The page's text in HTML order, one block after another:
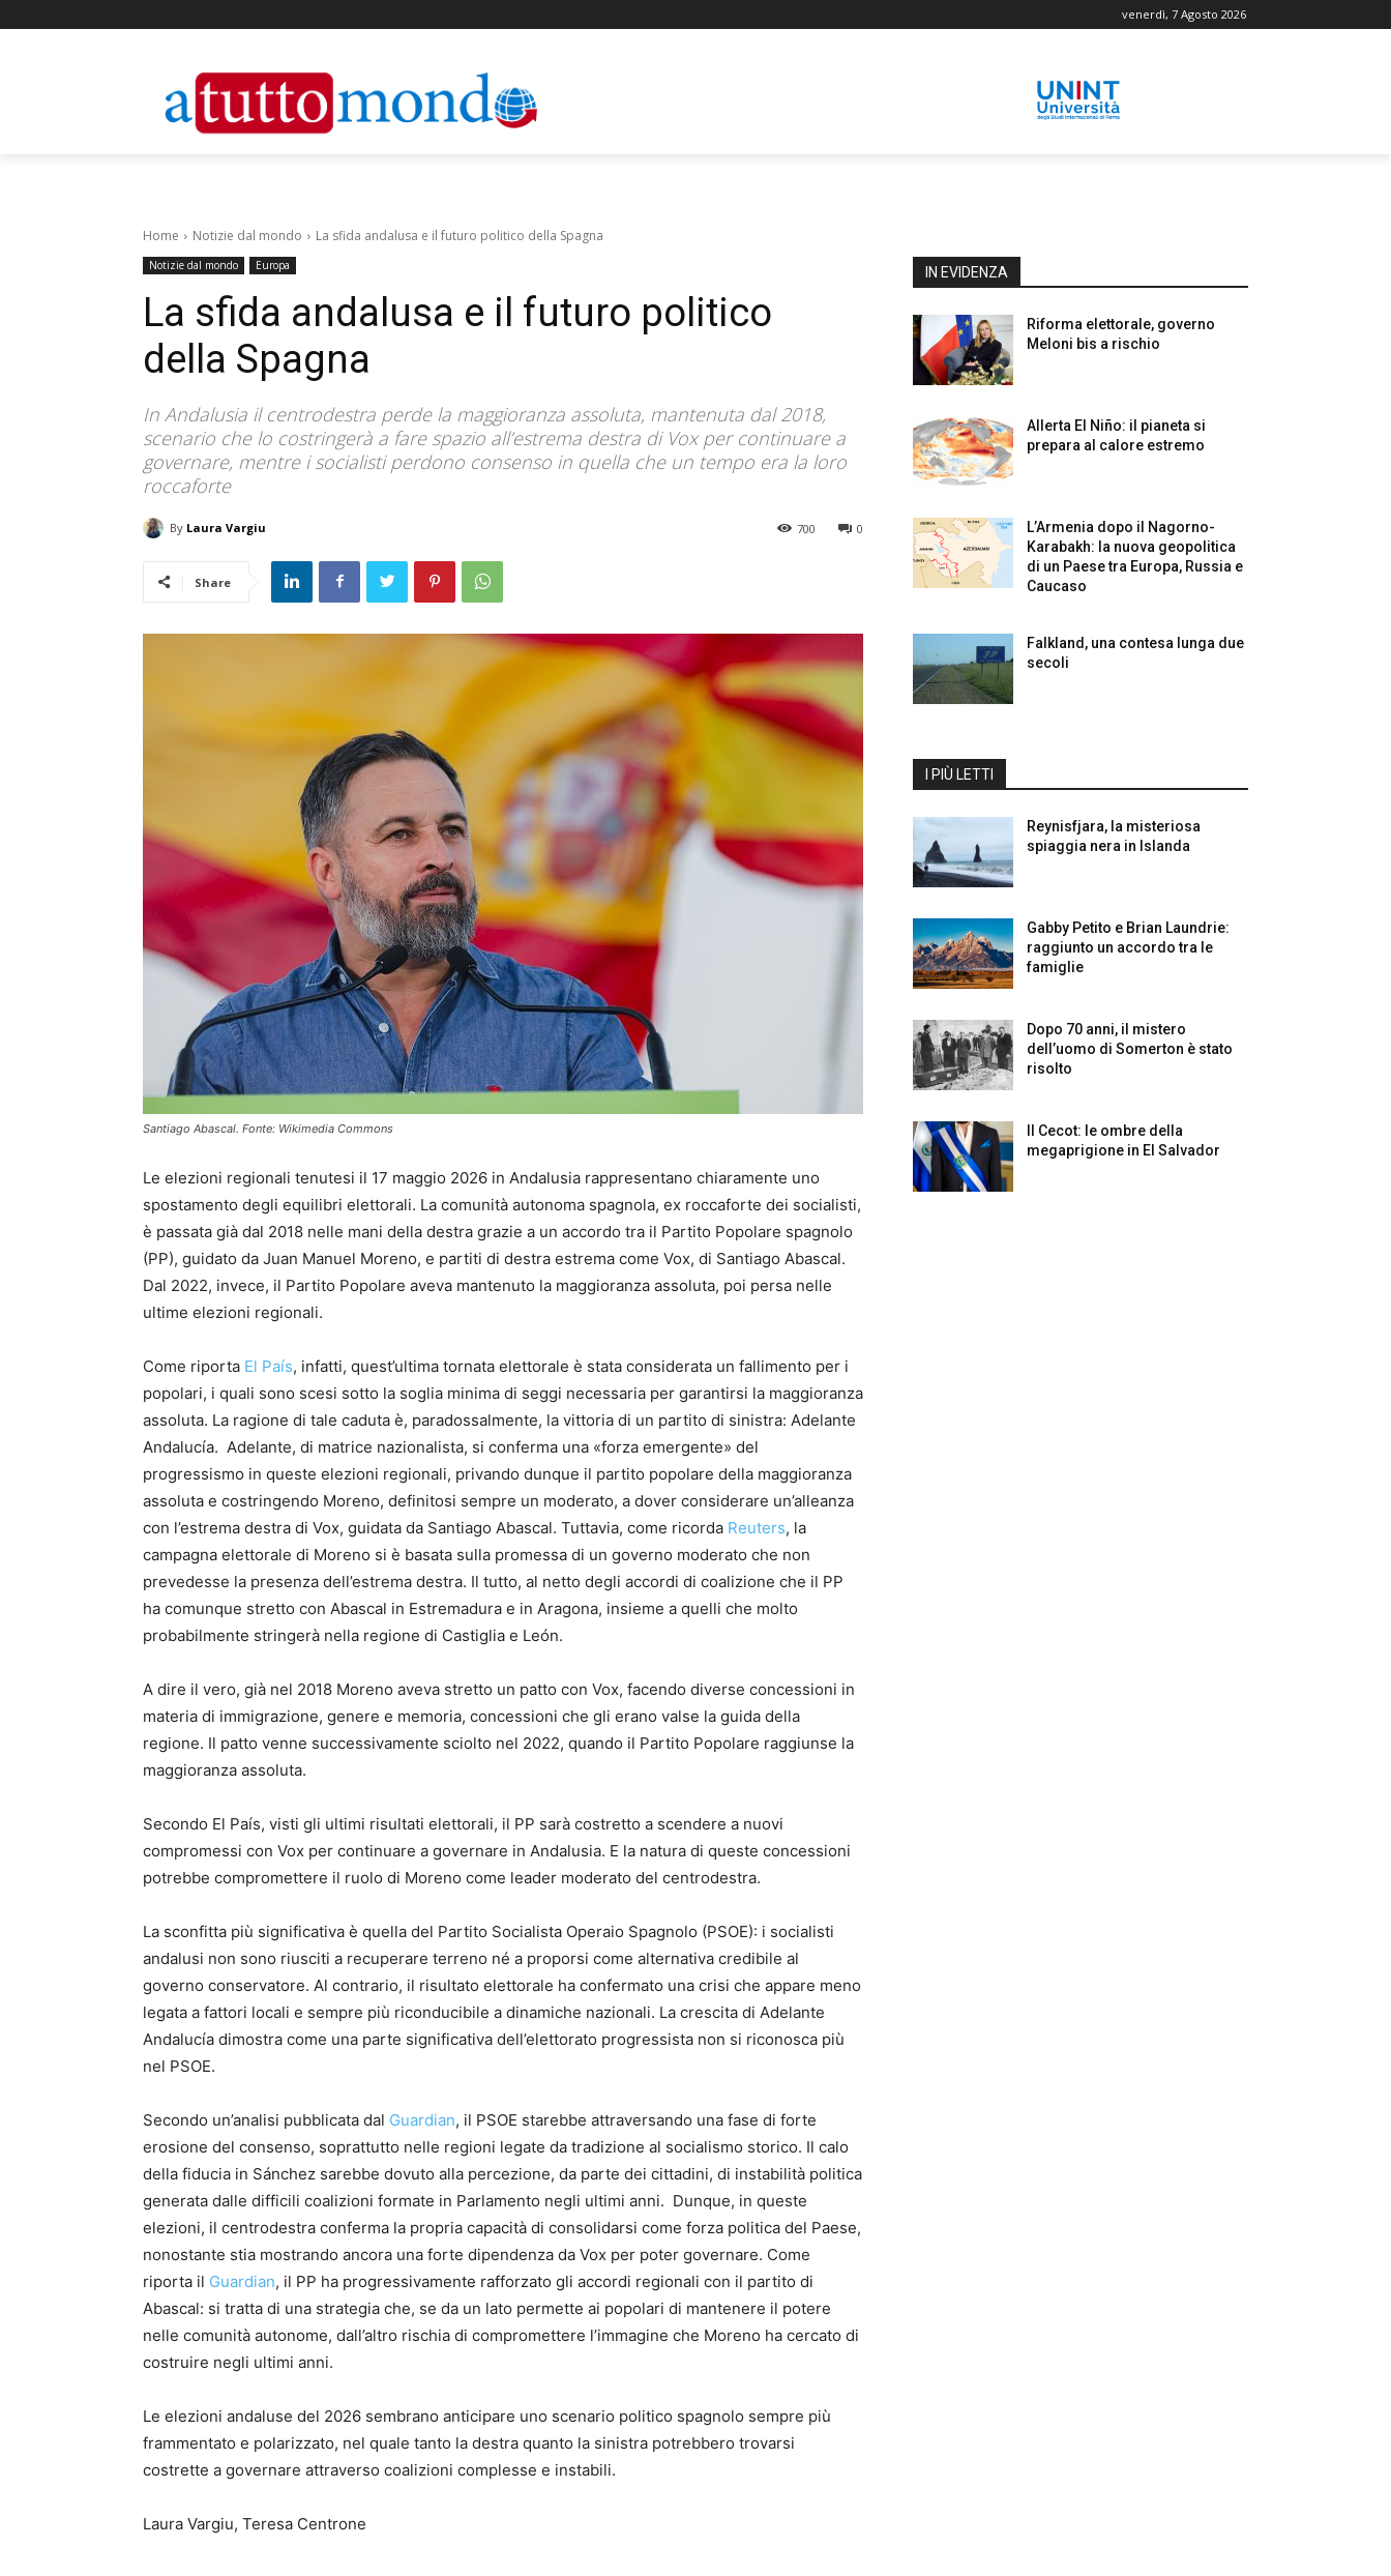
venerdì, 7 Agosto 2026
Home Notizie dal mondo La sfida andalusa e il futuro politico della Spagna
Notizie dal mondo Europa
La sfida andalusa e il futuro politico
della Spagna
In Andalusia il centrodestra perde la maggioranza assoluta, mantenuta dal 2018,
scenario che lo costringerà a fare spazio all’estrema destra di Vox per continuare a
governare, mentre i socialisti perdono consenso in quella che un tempo era la loro
roccaforte
By Laura Vargiu 0
700
Share
Santiago Abascal. Fonte: Wikimedia Commons
Le elezioni regionali tenutesi il 17 maggio 2026 in Andalusia rappresentano chiaramente uno
spostamento degli equilibri elettorali. La comunità autonoma spagnola, ex roccaforte dei socialisti,
è passata già dal 2018 nelle mani della destra grazie a un accordo tra il Partito Popolare spagnolo
(PP), guidato da Juan Manuel Moreno, e partiti di destra estrema come Vox, di Santiago Abascal.
Dal 2022, invece, il Partito Popolare aveva mantenuto la maggioranza assoluta, poi persa nelle
ultime elezioni regionali.
Come riporta El País, infatti, quest’ultima tornata elettorale è stata considerata un fallimento per i
popolari, i quali sono scesi sotto la soglia minima di seggi necessaria per garantirsi la maggioranza
assoluta. La ragione di tale caduta è, paradossalmente, la vittoria di un partito di sinistra: Adelante
Andalucía. Adelante, di matrice nazionalista, si conferma una «forza emergente» del
progressismo in queste elezioni regionali, privando dunque il partito popolare della maggioranza
assoluta e costringendo Moreno, definitosi sempre un moderato, a dover considerare un’alleanza
con l’estrema destra di Vox, guidata da Santiago Abascal. Tuttavia, come ricorda Reuters, la
campagna elettorale di Moreno si è basata sulla promessa di un governo moderato che non
prevedesse la presenza dell’estrema destra. Il tutto, al netto degli accordi di coalizione che il PP
ha comunque stretto con Abascal in Estremadura e in Aragona, insieme a quelli che molto
probabilmente stringerà nella regione di Castiglia e León.
A dire il vero, già nel 2018 Moreno aveva stretto un patto con Vox, facendo diverse concessioni in
materia di immigrazione, genere e memoria, concessioni che gli erano valse la guida della
regione. Il patto venne successivamente sciolto nel 2022, quando il Partito Popolare raggiunse la
maggioranza assoluta.
Secondo El País, visti gli ultimi risultati elettorali, il PP sarà costretto a scendere a nuovi
compromessi con Vox per continuare a governare in Andalusia. E la natura di queste concessioni
potrebbe compromettere il ruolo di Moreno come leader moderato del centrodestra.
La sconfitta più significativa è quella del Partito Socialista Operaio Spagnolo (PSOE): i socialisti
andalusi non sono riusciti a recuperare terreno né a proporsi come alternativa credibile al
governo conservatore. Al contrario, il risultato elettorale ha confermato una crisi che appare meno
legata a fattori locali e sempre più riconducibile a dinamiche nazionali. La crescita di Adelante
Andalucía dimostra come una parte significativa dell’elettorato progressista non si riconosca più
nel PSOE.
Secondo un’analisi pubblicata dal Guardian, il PSOE starebbe attraversando una fase di forte
erosione del consenso, soprattutto nelle regioni legate da tradizione al socialismo storico. Il calo
della fiducia in Sánchez sarebbe dovuto alla percezione, da parte dei cittadini, di instabilità politica
generata dalle difficili coalizioni formate in Parlamento negli ultimi anni. Dunque, in queste
elezioni, il centrodestra conferma la propria capacità di consolidarsi come forza politica del Paese,
nonostante stia mostrando ancora una forte dipendenza da Vox per poter governare. Come
riporta il Guardian, il PP ha progressivamente rafforzato gli accordi regionali con il partito di
Abascal: si tratta di una strategia che, se da un lato permette ai popolari di mantenere il potere
nelle comunità autonome, dall’altro rischia di compromettere l’immagine che Moreno ha cercato di
costruire negli ultimi anni.
Le elezioni andaluse del 2026 sembrano anticipare uno scenario politico spagnolo sempre più
frammentato e polarizzato, nel quale tanto la destra quanto la sinistra potrebbero trovarsi
costrette a governare attraverso coalizioni complesse e instabili.
Laura Vargiu, Teresa Centrone
IN EVIDENZA
Riforma elettorale, governo
Meloni bis a rischio
Allerta El Niño: il pianeta si
prepara al calore estremo
L’Armenia dopo il Nagorno-
Karabakh: la nuova geopolitica
di un Paese tra Europa, Russia e
Caucaso
Falkland, una contesa lunga due
secoli
I PIÙ LETTI
Reynisfjara, la misteriosa
spiaggia nera in Islanda
Gabby Petito e Brian Laundrie:
raggiunto un accordo tra le
famiglie
Dopo 70 anni, il mistero
dell’uomo di Somerton è stato
risolto
Il Cecot: le ombre della
megaprigione in El Salvador